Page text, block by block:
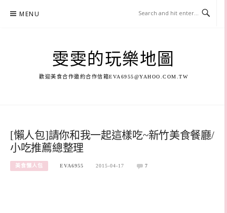
MENU
雯雯的玩樂地圖
歡迎美食合作邀約合作信箱EVA6955@YAHOO.COM.TW
[懶人包]請你和我一起這樣吃~新竹美食餐廳/
小吃推薦總整理
美食懶人包 EVA6955 2015-04-17 7